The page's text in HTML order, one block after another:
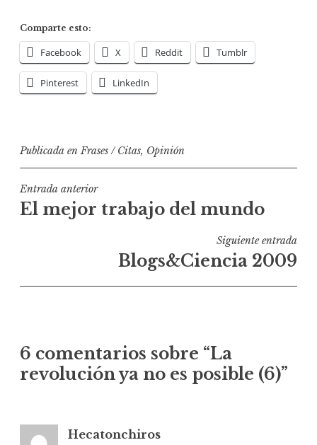
Comparte esto:
Facebook X Reddit Tumblr
Pinterest LinkedIn
Publicada enFrases / Citas, Opinión
Navegación
de
Entrada anterior
El mejor trabajo del mundo
Siguiente entrada
Blogs&Ciencia 2009
6 comentarios sobre “La
revolución ya no es posible (6)”
Hecatonchiros